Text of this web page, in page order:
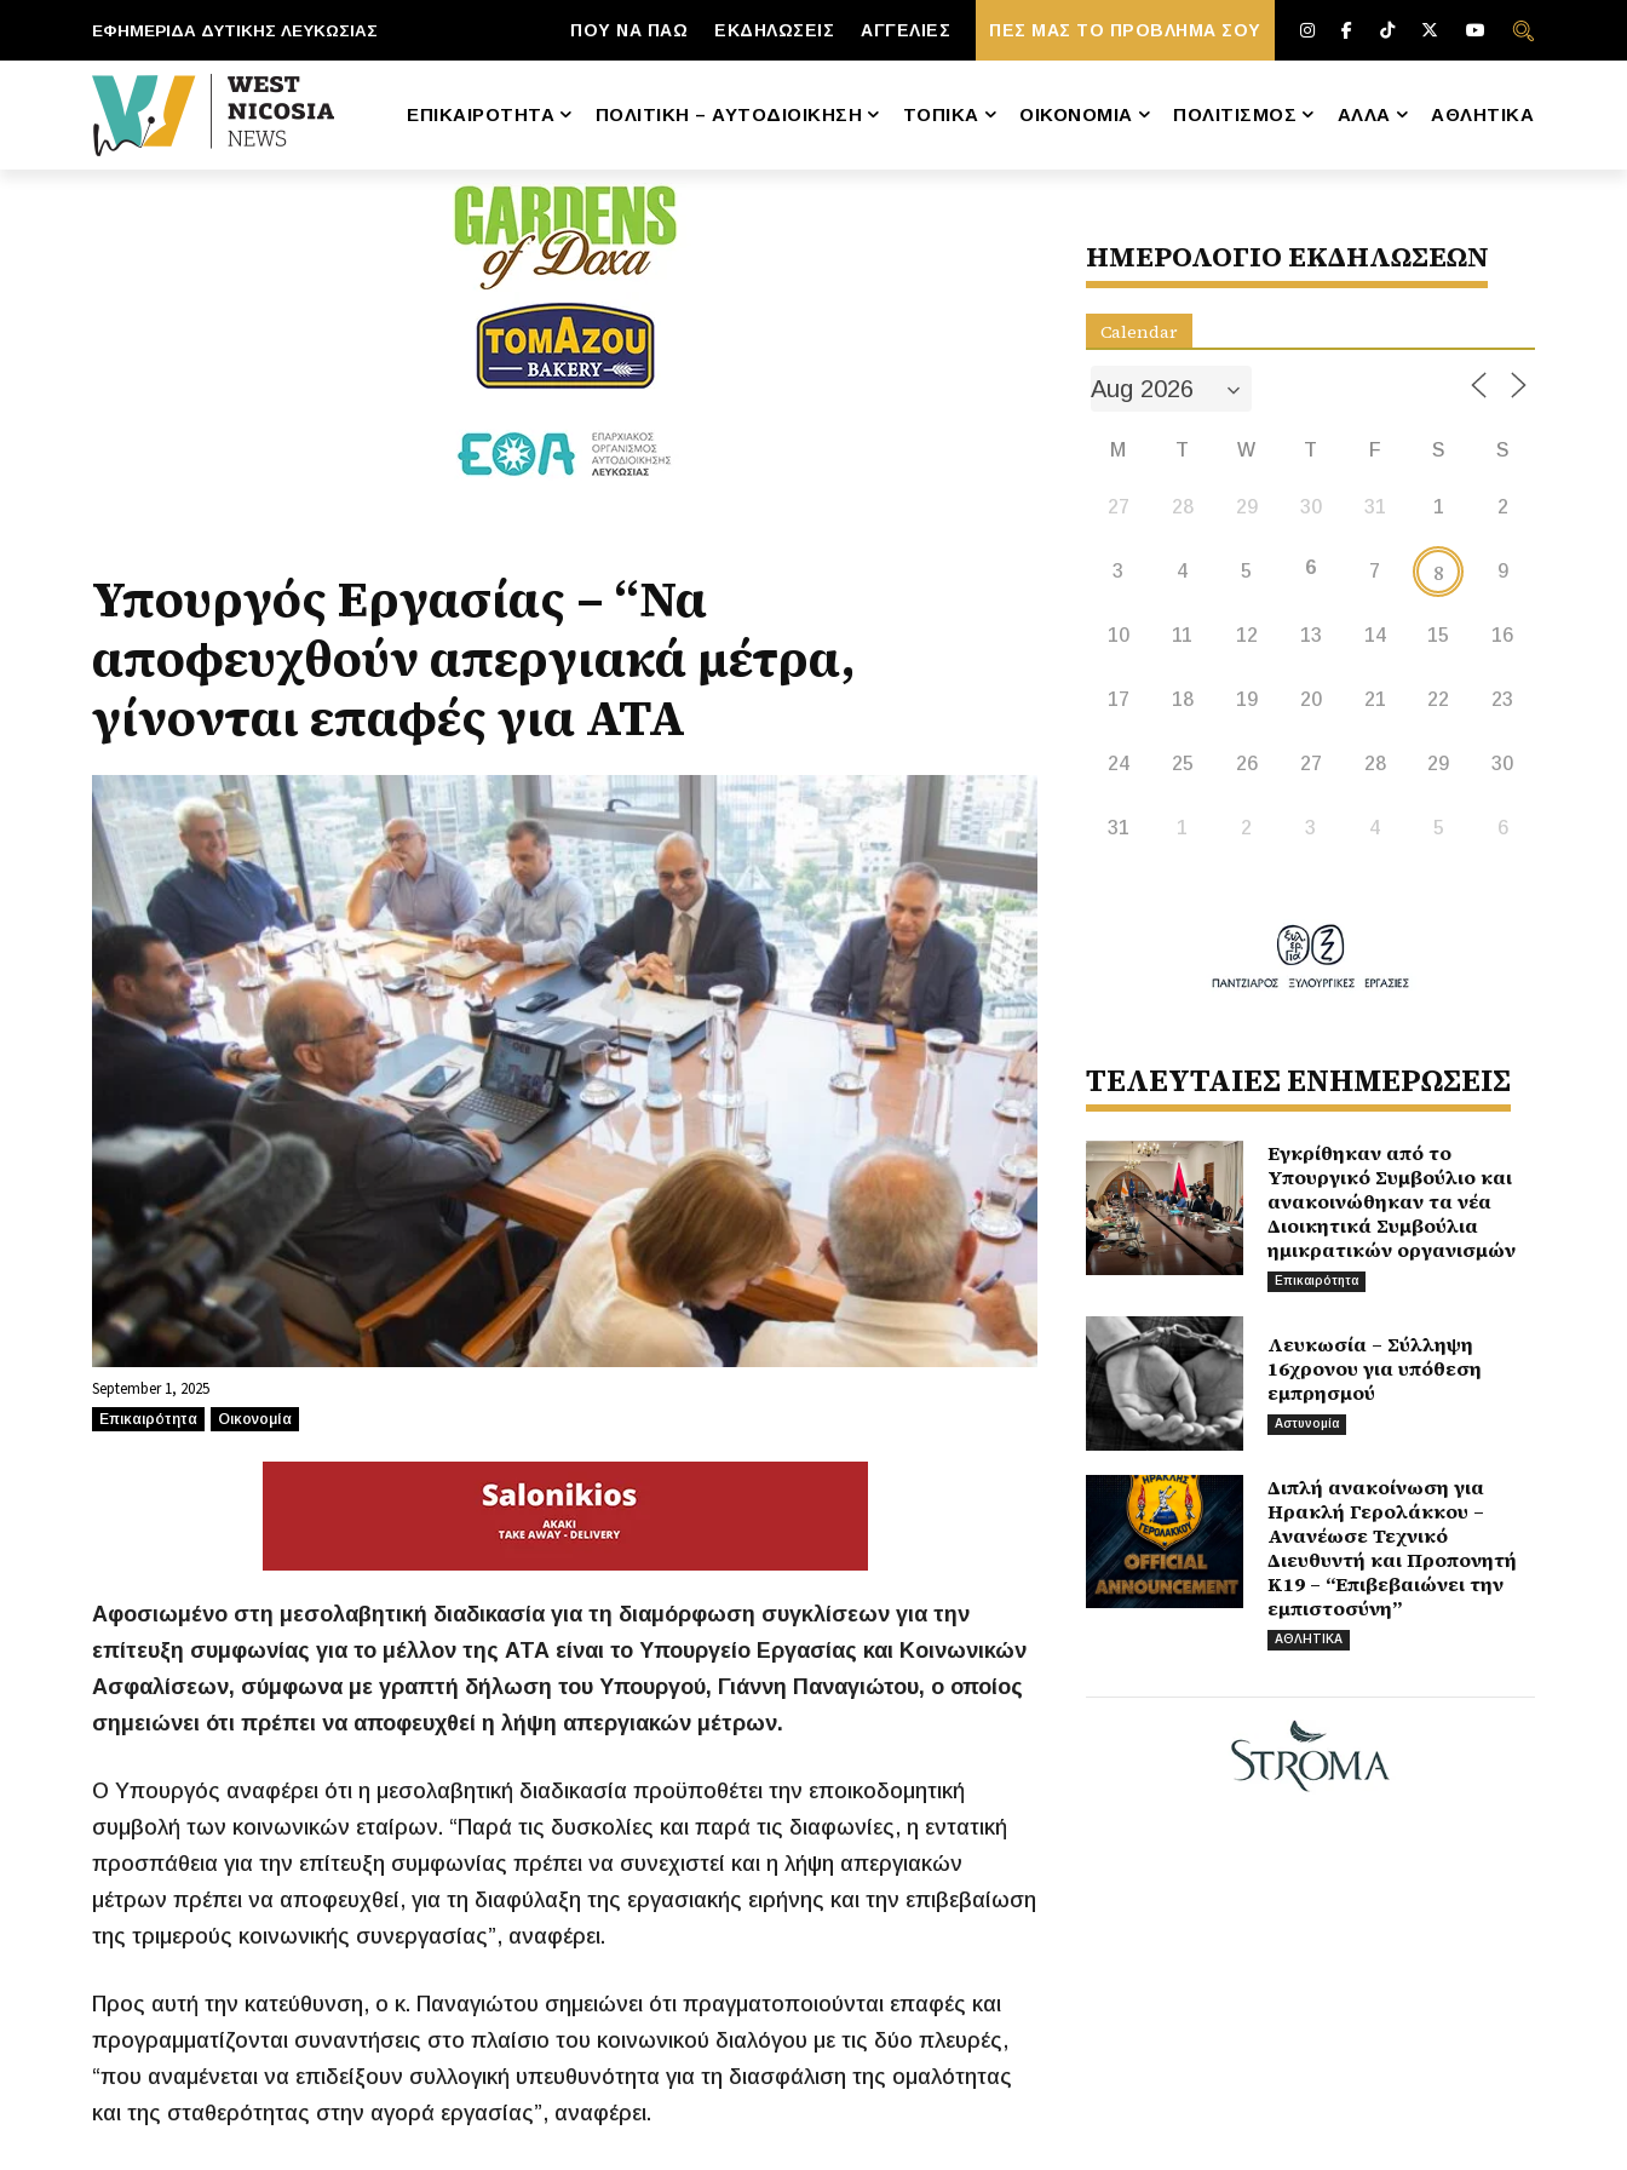
ΕΦΗΜΕΡΙΔΑ ΔΥΤΙΚΗΣ ΛΕΥΚΩΣΙΑΣ ΠΟΥ ΝΑ ΠΑΩ ΕΚΔΗΛΩΣΕΙΣ ΑΓΓΕΛΙΕΣ ΠΕΣ ΜΑΣ ΤΟ ΠΡΟΒΛΗΜΑ ΣΟΥ
ΕΠΙΚΑΙΡΟΤΗΤΑ ΠΟΛΙΤΙΚΗ – ΑΥΤΟΔΙΟΙΚΗΣΗ ΤΟΠΙΚΑ ΟΙΚΟΝΟΜΙΑ ΠΟΛΙΤΙΣΜΟΣ ΑΛΛΑ ΑΘΛΗΤΙΚΑ
Υπουργός Εργασίας – “Να
αποφευχθούν απεργιακά μέτρα,
γίνονται επαφές για ΑΤΑ
September 1, 2025
Επικαιρότητα Οικονομία
Αφοσιωμένο στη μεσολαβητική διαδικασία για τη διαμόρφωση συγκλίσεων για την
επίτευξη συμφωνίας για το μέλλον της ΑΤΑ είναι το Υπουργείο Εργασίας και Κοινωνικών
Ασφαλίσεων, σύμφωνα με γραπτή δήλωση του Υπουργού, Γιάννη Παναγιώτου, ο οποίος
σημειώνει ότι πρέπει να αποφευχθεί η λήψη απεργιακών μέτρων.
Ο Υπουργός αναφέρει ότι η μεσολαβητική διαδικασία προϋποθέτει την εποικοδομητική
συμβολή των κοινωνικών εταίρων. “Παρά τις δυσκολίες και παρά τις διαφωνίες, η εντατική
προσπάθεια για την επίτευξη συμφωνίας πρέπει να συνεχιστεί και η λήψη απεργιακών
μέτρων πρέπει να αποφευχθεί, για τη διαφύλαξη της εργασιακής ειρήνης και την επιβεβαίωση
της τριμερούς κοινωνικής συνεργασίας”, αναφέρει.
Προς αυτή την κατεύθυνση, ο κ. Παναγιώτου σημειώνει ότι πραγματοποιούνται επαφές και
προγραμματίζονται συναντήσεις στο πλαίσιο του κοινωνικού διαλόγου με τις δύο πλευρές,
“που αναμένεται να επιδείξουν συλλογική υπευθυνότητα για τη διασφάλιση της ομαλότητας
και της σταθερότητας στην αγορά εργασίας”, αναφέρει.
ΗΜΕΡΟΛΟΓΙΟ ΕΚΔΗΛΩΣΕΩΝ
Calendar
M T W T F S S
27 28 29 30 31 1 2
3 4 5 6 7 8 9
10 11 12 13 14 15 16
17 18 19 20 21 22 23
24 25 26 27 28 29 30
31 1 2 3 4 5 6
ΤΕΛΕΥΤΑΙΕΣ ΕΝΗΜΕΡΩΣΕΙΣ
Εγκρίθηκαν από το
Υπουργικό Συμβούλιο και
ανακοινώθηκαν τα νέα
Διοικητικά Συμβούλια
ημικρατικών οργανισμών
Επικαιρότητα
Λευκωσία – Σύλληψη
16χρονου για υπόθεση
εμπρησμού
Αστυνομία
Διπλή ανακοίνωση για
Ηρακλή Γερολάκκου –
Ανανέωσε Τεχνικό
Διευθυντή και Προπονητή
Κ19 – “Επιβεβαιώνει την
εμπιστοσύνη”
ΑΘΛΗΤΙΚΑ